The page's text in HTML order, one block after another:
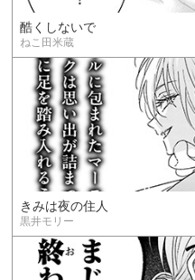
酷くしないで
ねこ田米蔵
きみは夜の住人
黒井モリー